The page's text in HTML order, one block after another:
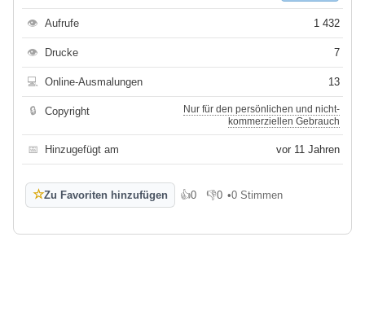
👁 Aufrufe 1 432
👁 Drucke 7
💻 Online-Ausmalungen 13
🔒 Copyright
Nur für den persönlichen und nicht-
kommerziellen Gebrauch
📅 Hinzugefügt am vor 11 Jahren
☆Zu Favoriten hinzufügen 👍0
Gefällt mir
👎0
Gefällt mir nicht
•0 Stimmen